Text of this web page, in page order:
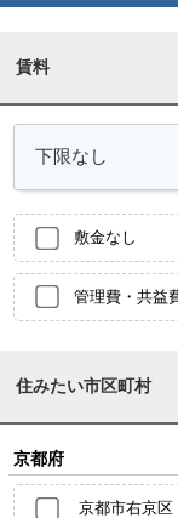
賃料
敷金なし
管理費・共益
住みたい市区町村
京都府
京都市右京区